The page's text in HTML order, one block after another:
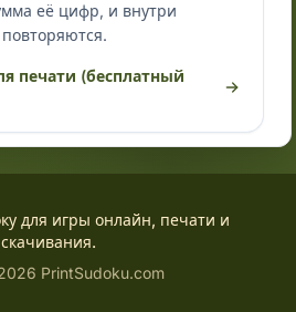
её цифр, и внутри
печати (бесплатный
для игры онлайн, печати и
скачивания.
PrintSudoku.com